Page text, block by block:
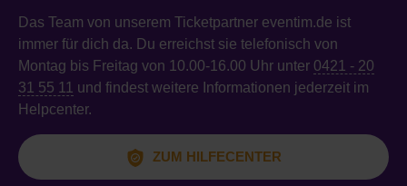
Das Team von unserem Ticketpartner eventim.de ist
immer für dich da. Du erreichst sie telefonisch von
Montag bis Freitag von 10.00-16.00 Uhr unter 0421 - 20
31 55 11 und findest weitere Informationen jederzeit im
Helpcenter.
ZUM HILFECENTER